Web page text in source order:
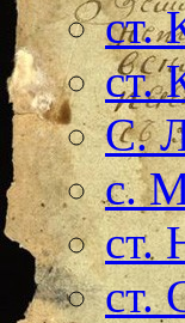
ст.
ст.
С.
с.
ст.
ст.